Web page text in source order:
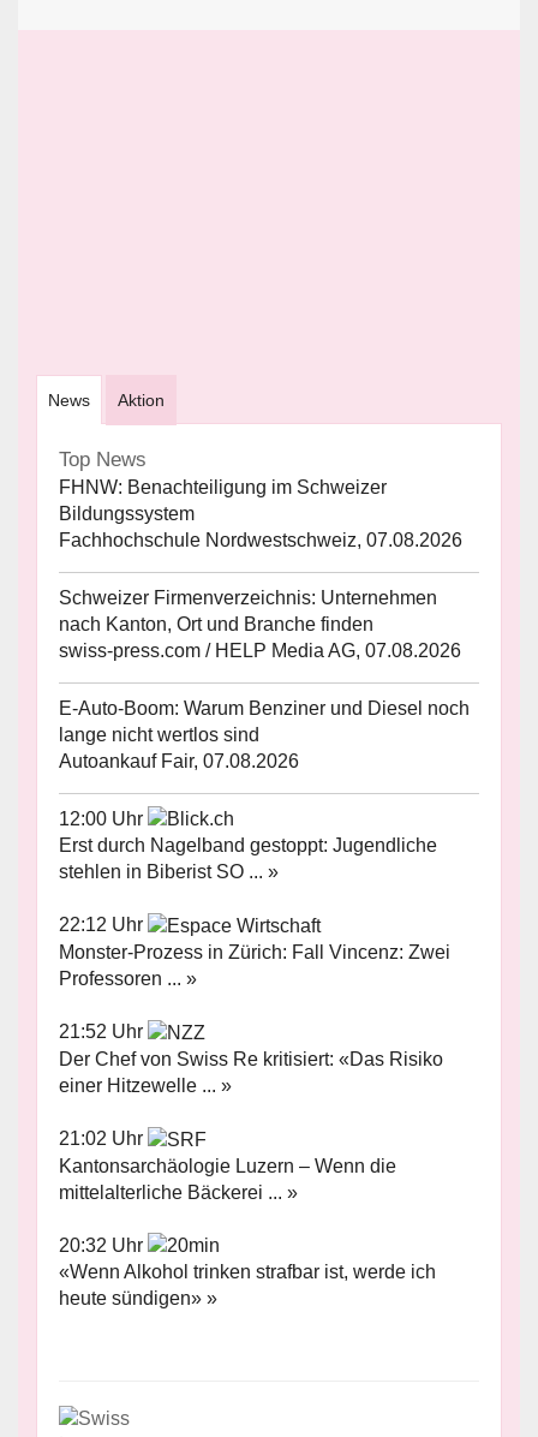
News Aktion
Top News
FHNW: Benachteiligung im Schweizer
Bildungssystem
Fachhochschule Nordwestschweiz, 07.08.2026
Schweizer Firmenverzeichnis: Unternehmen
nach Kanton, Ort und Branche finden
swiss-press.com / HELP Media AG, 07.08.2026
E-Auto-Boom: Warum Benziner und Diesel noch
lange nicht wertlos sind
Autoankauf Fair, 07.08.2026
12:00 Uhr
Erst durch Nagelband gestoppt: Jugendliche
stehlen in Biberist SO ... »
22:12 Uhr
Monster-Prozess in Zürich: Fall Vincenz: Zwei
Professoren ... »
21:52 Uhr
Der Chef von Swiss Re kritisiert: «Das Risiko
einer Hitzewelle ... »
21:02 Uhr
Kantonsarchäologie Luzern – Wenn die
mittelalterliche Bäckerei ... »
20:32 Uhr
«Wenn Alkohol trinken strafbar ist, werde ich
heute sündigen» »